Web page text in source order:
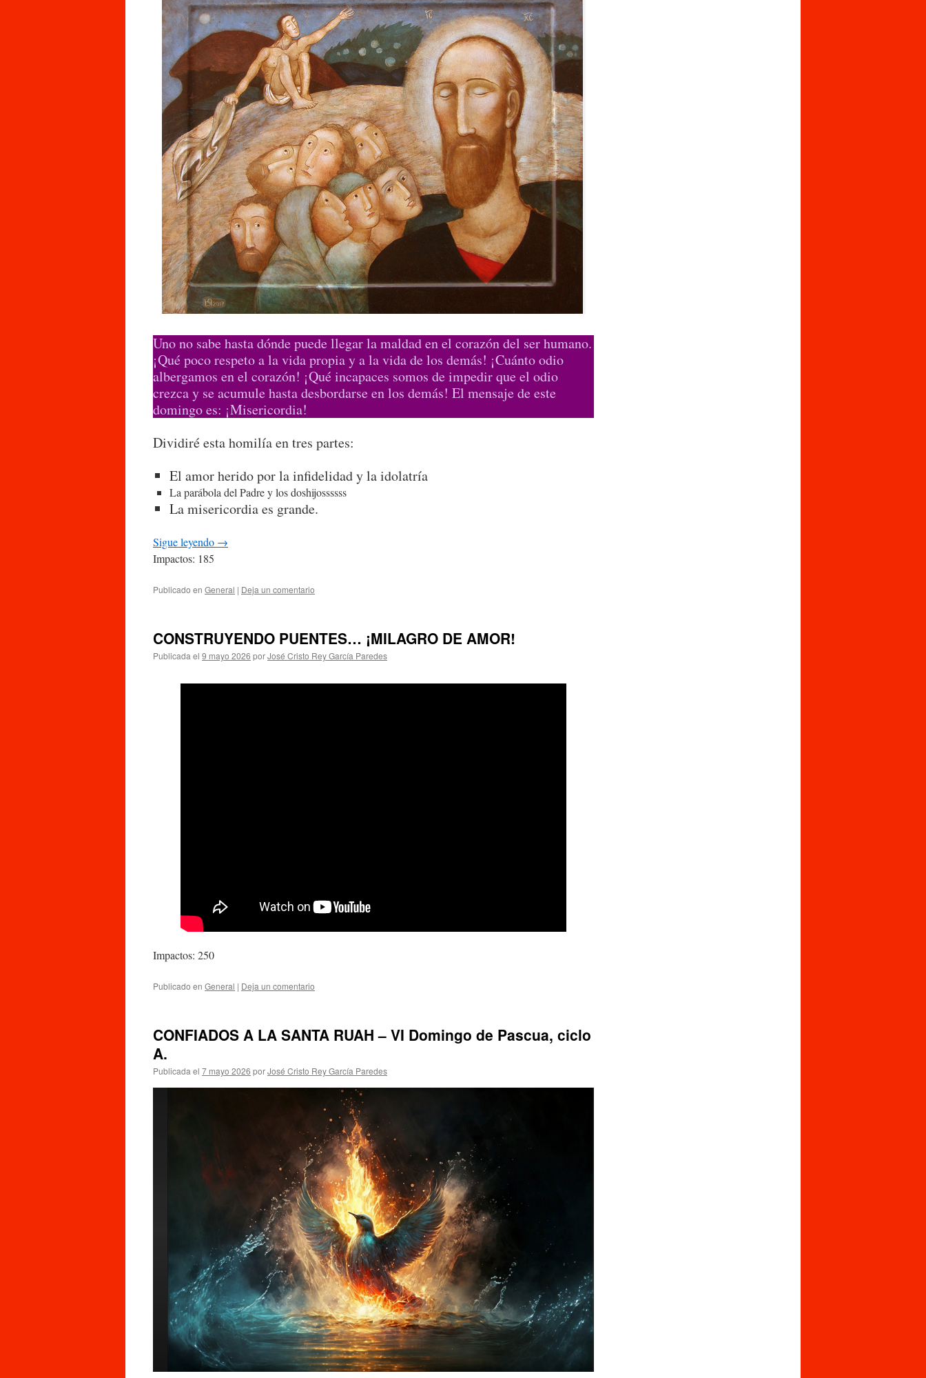
Uno no sabe hasta dónde puede llegar la maldad en el corazón del ser humano.
¡Qué poco respeto a la vida propia y a la vida de los demás! ¡Cuánto odio
albergamos en el corazón! ¡Qué incapaces somos de impedir que el odio
crezca y se acumule hasta desbordarse en los demás! El mensaje de este
domingo es: ¡Misericordia!
Dividiré esta homilía en tres partes:
El amor herido por la infidelidad y la idolatría
La parábola del Padre y los doshijossssss
La misericordia es grande.
Sigue leyendo →
Impactos: 185
Publicado en General | Deja un comentario
CONSTRUYENDO PUENTES… ¡MILAGRO DE AMOR!
Publicada el 9 mayo 2026 porJosé Cristo Rey García Paredes
Impactos: 250
Publicado en General | Deja un comentario
CONFIADOS A LA SANTA RUAH – VI Domingo de Pascua, ciclo
A.
Publicada el 7 mayo 2026 porJosé Cristo Rey García Paredes